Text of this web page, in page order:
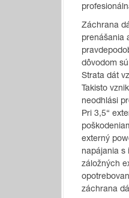
Záchrana
prenášania
dôvodom
Strata dát
Takisto
neodhlási
Pri 3,5“
externý
napájania s
záložných
záchrana